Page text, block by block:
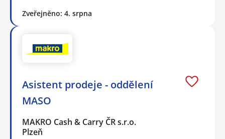
Zveřejněno: 4. srpna
Asistent prodeje - oddělení
MASO
MAKRO Cash & Carry ČR s.r.o.
Plzeň